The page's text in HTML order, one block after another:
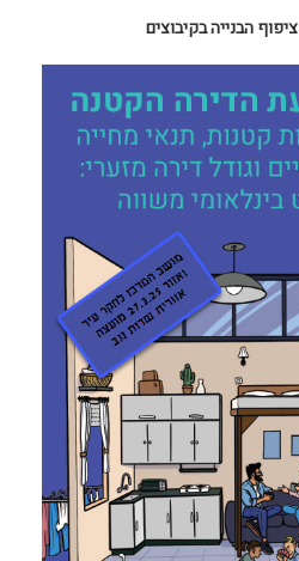
ציפוף הבנייה בקיבוצים